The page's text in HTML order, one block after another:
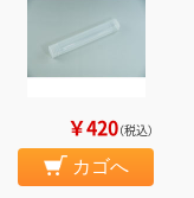
￥420（税込）
カゴへ